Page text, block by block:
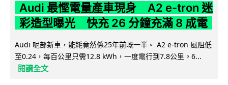
Audi 最慳電量產車現身 A2 e-tron 迷
彩造型曝光 快充 26 分鐘充滿 8 成電
Audi 呢部新車，能耗竟然係25年前嘅一半。 A2 e-tron 風阻低
至0.24，每百公里只需12.8 kWh，一度電行到7.8公里。6...
閱讀全文